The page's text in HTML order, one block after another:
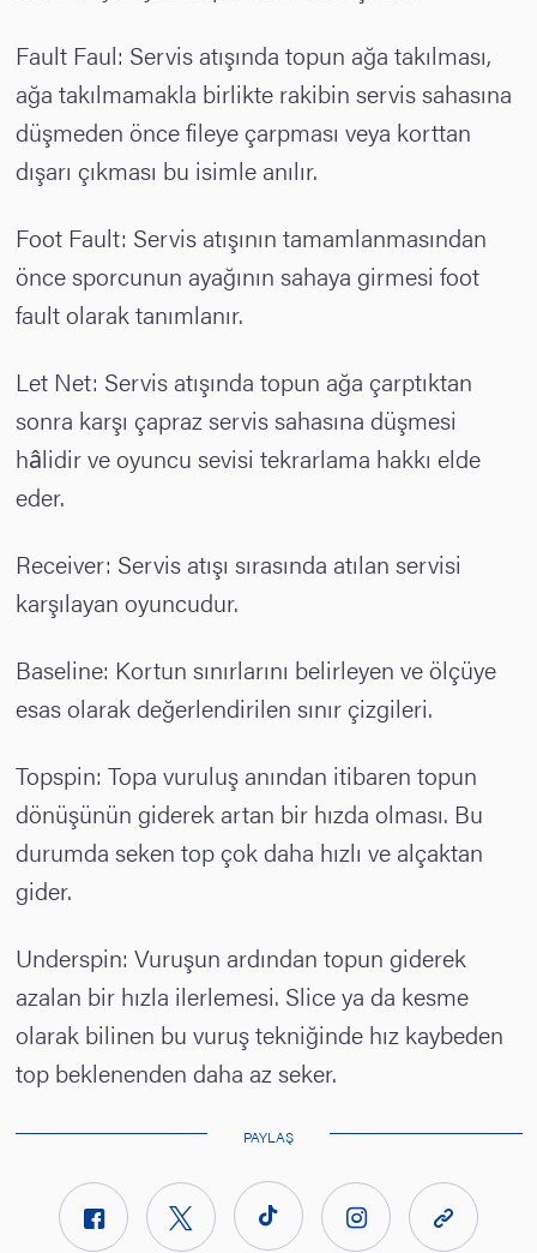
Fault Faul: Servis atışında topun ağa takılması,
ağa takılmamakla birlikte rakibin servis sahasına
düşmeden önce fileye çarpması veya korttan
dışarı çıkması bu isimle anılır.
Foot Fault: Servis atışının tamamlanmasından
önce sporcunun ayağının sahaya girmesi foot
fault olarak tanımlanır.
Let Net: Servis atışında topun ağa çarptıktan
sonra karşı çapraz servis sahasına düşmesi
hâlidir ve oyuncu sevisi tekrarlama hakkı elde
eder.
Receiver: Servis atışı sırasında atılan servisi
karşılayan oyuncudur.
Baseline: Kortun sınırlarını belirleyen ve ölçüye
esas olarak değerlendirilen sınır çizgileri.
Topspin: Topa vuruluş anından itibaren topun
dönüşünün giderek artan bir hızda olması. Bu
durumda seken top çok daha hızlı ve alçaktan
gider.
Underspin: Vuruşun ardından topun giderek
azalan bir hızla ilerlemesi. Slice ya da kesme
olarak bilinen bu vuruş tekniğinde hız kaybeden
top beklenenden daha az seker.
PAYLAŞ